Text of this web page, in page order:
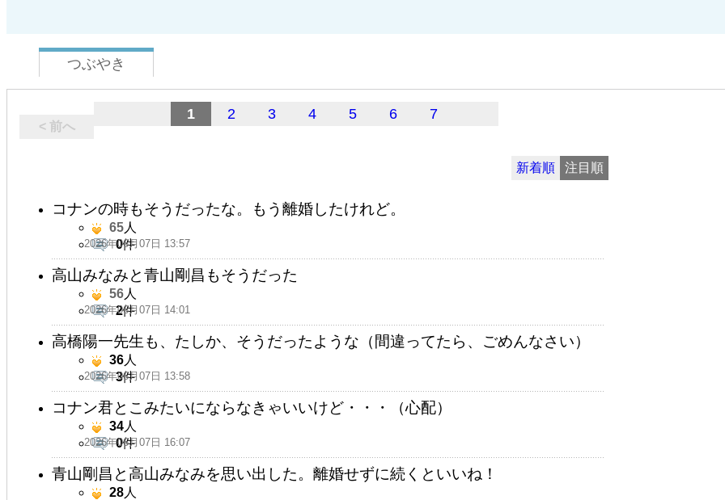
つぶやき
< 前へ
1 2 3 4 5 6 7
新着順 注目順
コナンの時もそうだったな。もう離婚したけれど。
2026年06月07日 13:57
65人
0件
高山みなみと青山剛昌もそうだった
2026年06月07日 14:01
56人
2件
高橋陽一先生も、たしか、そうだったような（間違ってたら、ごめんなさい）
2026年06月07日 13:58
36人
3件
コナン君とこみたいにならなきゃいいけど・・・（心配）
2026年06月07日 16:07
34人
0件
青山剛昌と高山みなみを思い出した。離婚せずに続くといいね！
28人